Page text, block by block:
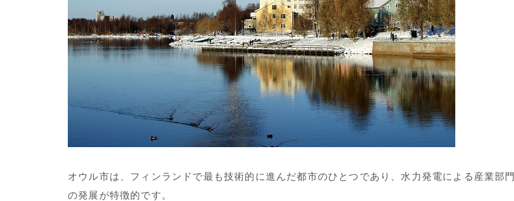
オウル市は、フィンランドで最も技術的に進んだ都市のひとつであり、水力発電による産業部門
の発展が特徴的です。